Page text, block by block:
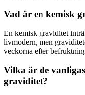
Vad är en kemisk
En kemisk graviditet
livmodern, men
veckorna efter
Vilka är de
graviditet?